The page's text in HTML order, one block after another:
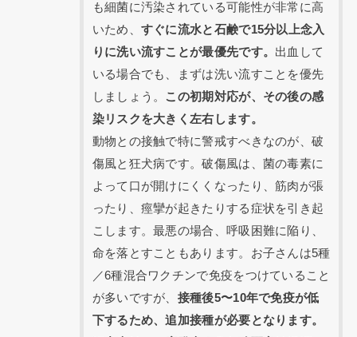
も細菌に汚染されている可能性が非常に高
いため、 すぐに流水と石鹸で15分以上念入
りに洗い流すことが最優先です。 出血して
いる場合でも、まずは洗い流すことを優先
しましょう。 この初期対応が、その後の感
染リスクを大きく左右します。
動物との接触で特に警戒すべきなのが、破
傷風と狂犬病です。破傷風は、菌の毒素に
よって口が開けにくくなったり、筋肉が張
ったり、痙攣が起きたりする症状を引き起
こします。最悪の場合、呼吸困難に陥り、
命を落とすこともあります。お子さんは5種
／6種混合ワクチンで免疫をつけていること
が多いですが、 接種後5〜10年で免疫が低
下するため、追加接種が必要となります。